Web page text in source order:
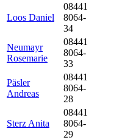
Loos Daniel
08441
8064-
34
Neumayr
Rosemarie
08441
8064-
33
Päsler
Andreas
08441
8064-
28
Sterz Anita
08441
8064-
29